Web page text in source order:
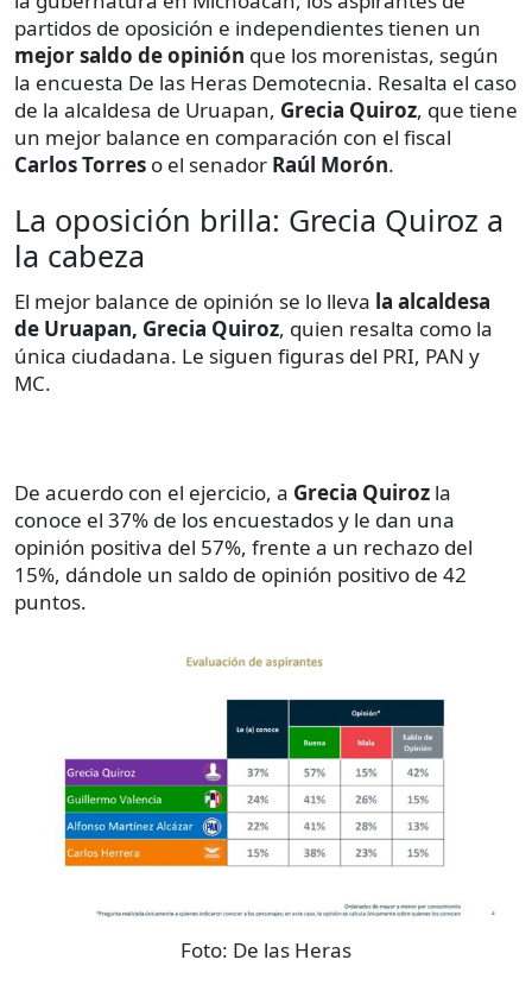
partidos de oposición e independientes tienen un
mejor saldo de opinión que los morenistas, según
la encuesta De las Heras Demotecnia. Resalta el caso
de la alcaldesa de Uruapan, Grecia Quiroz, que tiene
un mejor balance en comparación con el fiscal
Carlos Torres o el senador Raúl Morón.
La oposición brilla: Grecia Quiroz a
la cabeza
El mejor balance de opinión se lo lleva la alcaldesa
de Uruapan, Grecia Quiroz, quien resalta como la
única ciudadana. Le siguen figuras del PRI, PAN y
MC.
De acuerdo con el ejercicio, a Grecia Quiroz la
conoce el 37% de los encuestados y le dan una
opinión positiva del 57%, frente a un rechazo del
15%, dándole un saldo de opinión positivo de 42
puntos.
Foto: De las Heras